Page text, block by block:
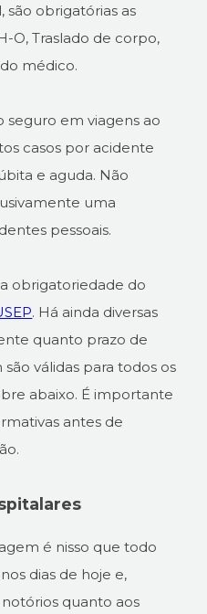
são obrigatórias as
O, Traslado de corpo,
médico.
seguro em viagens ao
casos por acidente
e aguda. Não
uma
pessoais.
obrigatoriedade do
. Há ainda diversas
quanto prazo de
válidas para todos os
abaixo. É importante
antes de
é nisso que todo
dias de hoje e,
quanto aos